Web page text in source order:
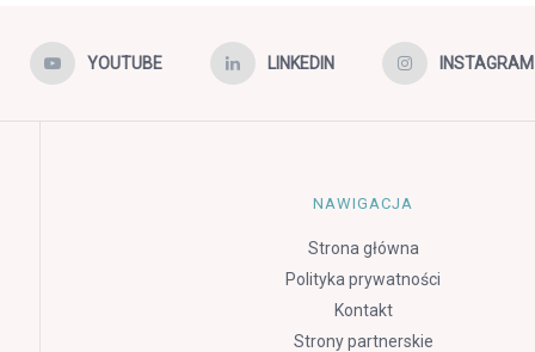
YOUTUBE LINKEDIN INSTAGRAM
NAWIGACJA
Strona główna
Polityka prywatności
Kontakt
Strony partnerskie